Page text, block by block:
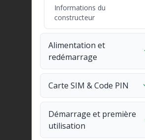
Informations du
constructeur
Alimentation et
redémarrage
Carte SIM & Code PIN
Démarrage et première
utilisation